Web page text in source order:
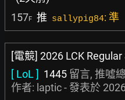
157F 推 sallypig84: 準
[電競] 2026 LCK
[ LoL ] 1445 留言, 推噓
作者: laptic- 發表於